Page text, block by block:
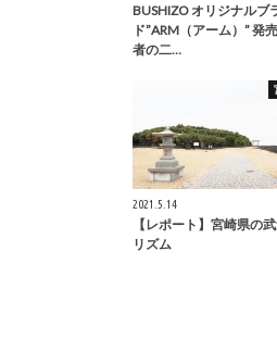
BUSHIZO オリジナルブ
ド”ARM（アーム）” 発
者の二…
2021.5.14
【レポート】宮崎県の
リズム